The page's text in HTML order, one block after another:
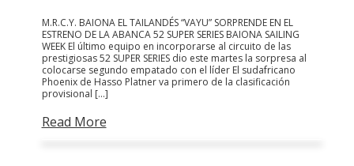
M.R.C.Y. BAIONA EL TAILANDÉS “VAYU” SORPRENDE EN EL
ESTRENO DE LA ABANCA 52 SUPER SERIES BAIONA SAILING
WEEK El último equipo en incorporarse al circuito de las
prestigiosas 52 SUPER SERIES dio este martes la sorpresa al
colocarse segundo empatado con el líder El sudafricano
Phoenix de Hasso Platner va primero de la clasificación
provisional […]
Read More